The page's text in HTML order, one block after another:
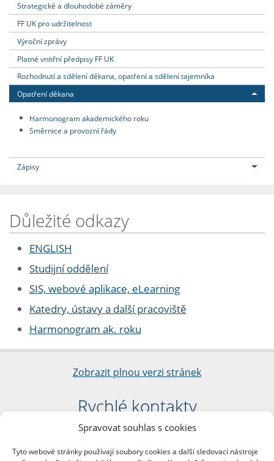
Spravovat souhlas s cookies
Tyto webové stránky používají soubory cookies a další sledovací nástroje
Strategické a dlouhodobé záměry
FF UK pro udržitelnost
Výroční zprávy
Platné vnitřní předpisy FF UK
Rozhodnutí a sdělení děkana, opatření a sdělení tajemníka
Opatření děkana
Harmonogram akademického roku
Směrnice a provozní řády
Zápisy
Důležité odkazy
ENGLISH
Studijní oddělení
SIS, webové aplikace, eLearning
Katedry, ústavy a další pracoviště
Harmonogram ak. roku
Zobrazit plnou verzi stránek
Rychlé kontakty
Filozofická fakulta
nám. Jana Palacha 1/2